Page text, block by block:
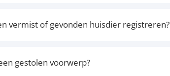
vermist of gevonden huisdier registreren?
gestolen voorwerp?